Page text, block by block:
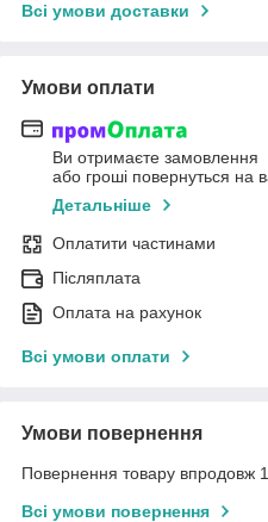
Всі умови доставки
Умови оплати
Ви отримаєте замовлення
або гроші повернуться на
Детальніше
Оплатити частинами
Післяплата
Оплата на рахунок
Всі умови оплати
Умови повернення
Повернення товару впродовж
Всі умови повернення